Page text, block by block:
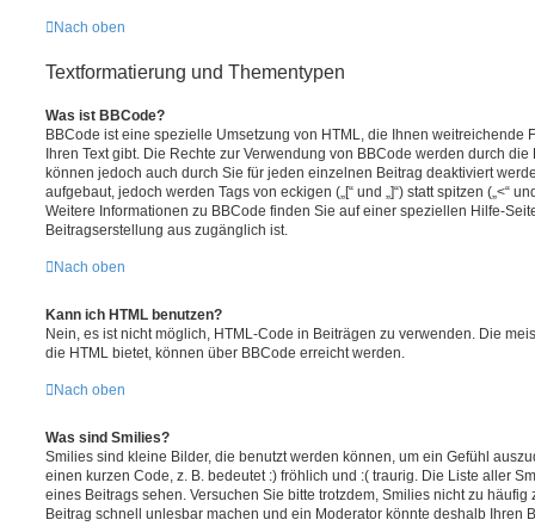
Nach oben
Textformatierung und Thementypen
Was ist BBCode?
BBCode ist eine spezielle Umsetzung von HTML, die Ihnen weitreichende
Ihren Text gibt. Die Rechte zur Verwendung von BBCode werden durch
können jedoch auch durch Sie für jeden einzelnen Beitrag deaktiviert
aufgebaut, jedoch werden Tags von eckigen („[“ und „]“) statt spitzen („<“
Weitere Informationen zu BBCode finden Sie auf einer speziellen Hilfe-
Beitragserstellung aus zugänglich ist.
Nach oben
Kann ich HTML benutzen?
Nein, es ist nicht möglich, HTML-Code in Beiträgen zu verwenden. Die
die HTML bietet, können über BBCode erreicht werden.
Nach oben
Was sind Smilies?
Smilies sind kleine Bilder, die benutzt werden können, um ein Gefühl
einen kurzen Code, z. B. bedeutet :) fröhlich und :( traurig. Die Liste aller
eines Beitrags sehen. Versuchen Sie bitte trotzdem, Smilies nicht zu
Beitrag schnell unlesbar machen und ein Moderator könnte deshalb Ihren